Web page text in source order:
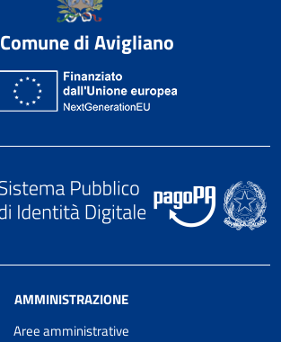
Comune di Avigliano
AMMINISTRAZIONE
Aree amministrative